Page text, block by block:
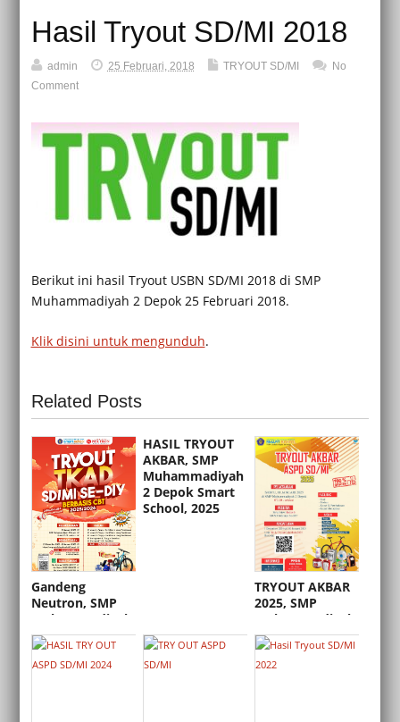
Hasil Tryout SD/MI 2018
admin 25 Februari, 2018 TRYOUT SD/MI
No
Comment
Berikut ini hasil Tryout USBN SD/MI 2018 di SMP
Muhammadiyah 2 Depok 25 Februari 2018.
Klik disini untuk mengunduh.
Related Posts
Gandeng
Neutron, SMP
Muhammadiyah
2 Depok Gelar
Tryout TKAD
SD/MI Se-DIY
HASIL TRYOUT
AKBAR, SMP
Muhammadiyah
2 Depok Smart
School, 2025
TRYOUT AKBAR
2025, SMP
Muhammadiyah
2 Depok Smart
School